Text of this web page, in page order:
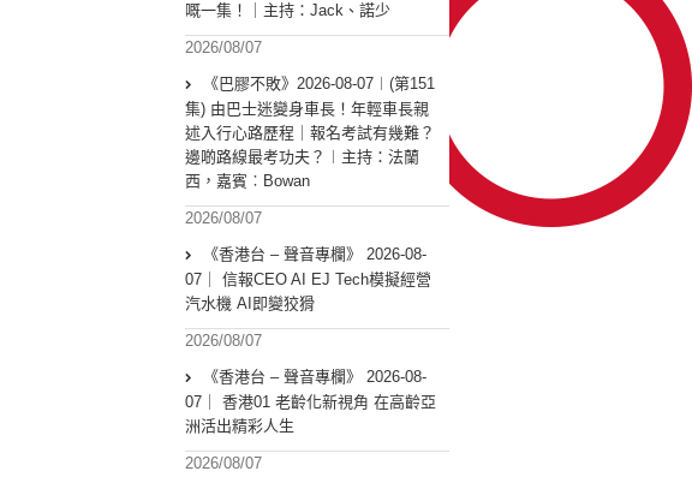
嘅一集！｜主持：Jack、諾少
2026/08/07
《巴膠不敗》2026-08-07︱(第151
集) 由巴士迷變身車長！年輕車長親
述入行心路歷程｜報名考試有幾難？
邊啲路線最考功夫？︱主持：法蘭
西，嘉賓︰Bowan
2026/08/07
《香港台 – 聲音專欄》 2026-08-
07｜ 信報CEO AI EJ Tech模擬經營
汽水機 AI即變狡猾
2026/08/07
《香港台 – 聲音專欄》 2026-08-
07｜ 香港01 老齡化新視角 在高齡亞
洲活出精彩人生
2026/08/07